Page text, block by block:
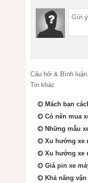
Câu hỏi & Bình luận.
Tin khác
Mách bạn
Có nên mua
Những mẫu
Xu hướng xe
Xu hướng xe
Giá pin xe
Khả năng